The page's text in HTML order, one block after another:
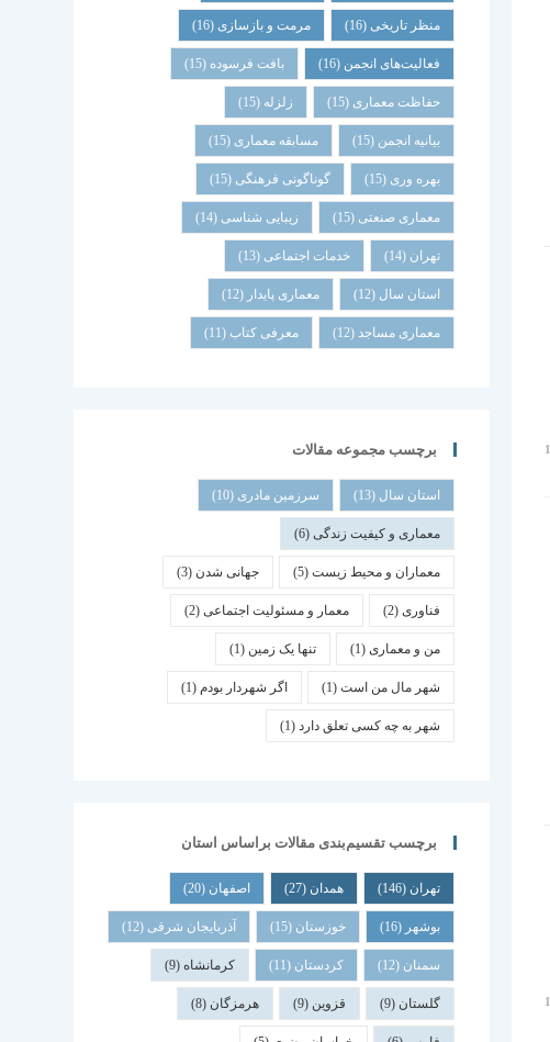
منظر تاریخی(16) مرمت و بازسازی(16)
فعالیت‌های انجمن (16) بافت فرسوده (15)
حفاظت معماری (15) زلزله (15)
بیانیه انجمن (15) مسابقه معماری (15)
بهره وری (15) گوناگونی فرهنگی (15)
معماری صنعتی (15) زیبایی شناسی (14)
تهران (14) خدمات اجتماعی (13)
استان سال (12) معماری پایدار (12)
معماری مساجد(12) معرفی کتاب (11)
برچسب مجموعه مقالات
استان سال (13) سرزمین مادری (10)
معماری و کیفیت زندگی(6)
معماران و محیط زیست(5) جهانی شدن (3)
فناوری(2) معمار و مسئولیت اجتماعی(2)
من و معماری(1) تنها یک زمین (1)
شهر مال من است(1) اگر شهردار بودم (1)
شهر به چه کسی تعلق دارد(1)
برچسب تقسیم‌بندی مقالات براساس استان
تهران (146) همدان (27) اصفهان (20)
بوشهر (16) خوزستان (15) آذربایجان شرقی (12)
سمنان (12) کردستان (11) کرمانشاه(9)
گلستان (9) قزوین (9) هرمزگان (8)